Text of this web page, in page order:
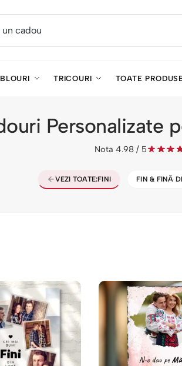
un cadou
TRICOURI TOATE
Personalizate
Nota 4.98 / 5
VEZI TOATE:FINI FIN & FINĂ